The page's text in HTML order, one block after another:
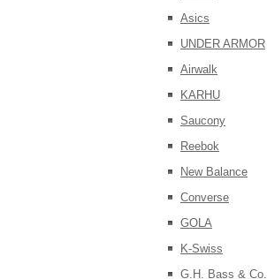
Asics
UNDER ARMOR
Airwalk
KARHU
Saucony
Reebok
New Balance
Converse
GOLA
K-Swiss
G.H. Bass & Co.